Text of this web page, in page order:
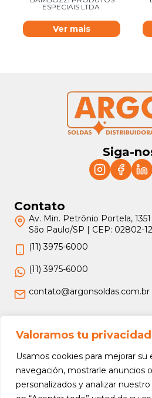
Valoramos tu privacidad
Usamos cookies para mejorar su
navegación, mostrarle anuncios
personalizados y analizar
ESPECIAIS LTDA
Ver mais
Siga-
Contato
Av. Min. Petrônio Portela,
São Paulo/SP | CEP: 02802-
(11) 3975-6000
(11) 3975-6000
contato@argonsoldas.com.br
Jurídico
Termos e Condições
Política de Privacidade
Política de Devolução e